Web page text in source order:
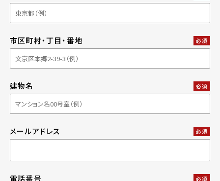
市区町村・丁目・番地 必須
建物名 必須
メールアドレス 必須
電話番号 必須